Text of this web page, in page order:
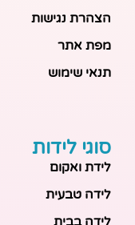
הצהרת נגישות
מפת אתר
תנאי שימוש
סוגי לידות
לידת ואקום
לידה טבעית
לידה בבית